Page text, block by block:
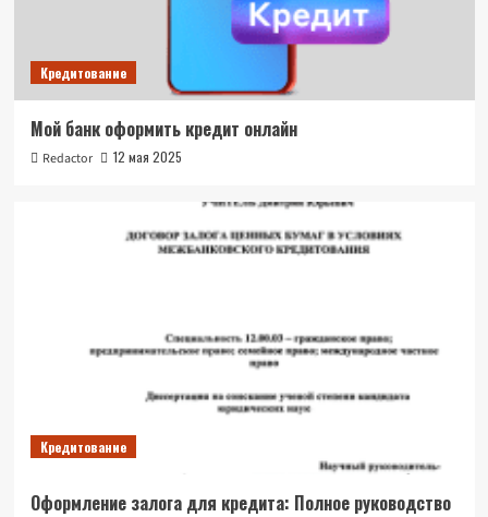
Кредитование
Мой банк оформить кредит онлайн
Redactor 12 мая 2025
Кредитование
Оформление залога для кредита: Полное руководство